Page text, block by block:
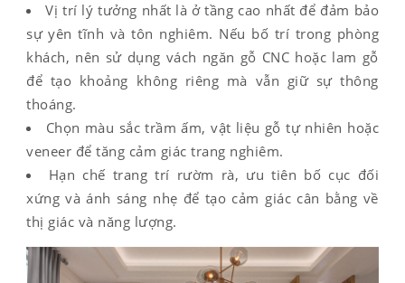
Vị trí lý tưởng nhất là ở tầng cao nhất để đảm bảo
sự yên tĩnh và tôn nghiêm. Nếu bố trí trong phòng
khách, nên sử dụng vách ngăn gỗ CNC hoặc lam gỗ
để tạo khoảng không riêng mà vẫn giữ sự thông
thoáng.
Chọn màu sắc trầm ấm, vật liệu gỗ tự nhiên hoặc
veneer để tăng cảm giác trang nghiêm.
Hạn chế trang trí rườm rà, ưu tiên bố cục đối
xứng và ánh sáng nhẹ để tạo cảm giác cân bằng về
thị giác và năng lượng.